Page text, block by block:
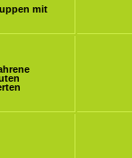
mit